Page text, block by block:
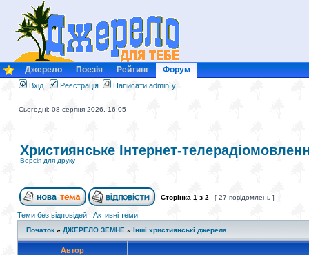
Джерело Поезія Рейтинг Форум
Вхід Реєстрація Написати admin`у
Сьогодні: 08 серпня 2026, 16:05
Християнське Інтернет-
Версія для друку
Сторінка 1 з 2 [ 27 повідомлень ]
Теми без відповідей | Активні теми
Початок » ДЖЕРЕЛО ЗЕМНЕ » Інші християнські джерела
Автор